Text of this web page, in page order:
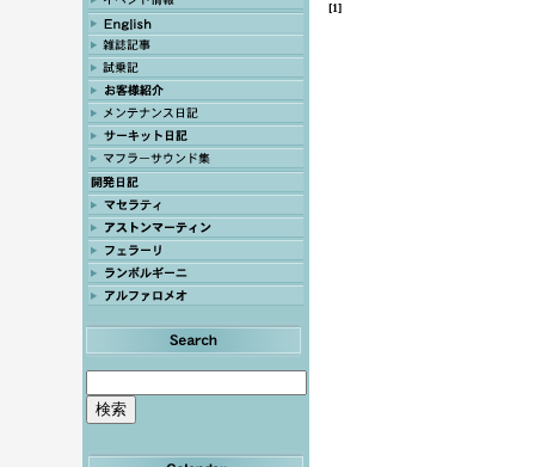
[1]